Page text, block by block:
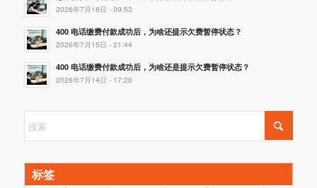
2026年7月16日 - 09:53
400 电话缴费付款成功后，为啥还提示欠费暂停状态？
2026年7月15日 - 21:44
400 电话缴费付款成功后，为啥还是提示欠费暂停状态？
2026年7月14日 - 17:26
标签